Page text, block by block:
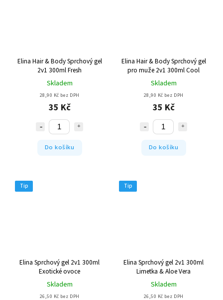
Elina Hair & Body Sprchový gel
2v1 300ml Fresh
Skladem
28,90 Kč bez DPH
35 Kč
Do košíku
Elina Hair & Body Sprchový gel
pro muže 2v1 300ml Cool
Skladem
28,90 Kč bez DPH
35 Kč
Do košíku
Tip
Elina Sprchový gel 2v1 300ml
Exotické ovoce
Skladem
26,50 Kč bez DPH
Tip
Elina Sprchový gel 2v1 300ml
Limetka & Aloe Vera
Skladem
26,50 Kč bez DPH